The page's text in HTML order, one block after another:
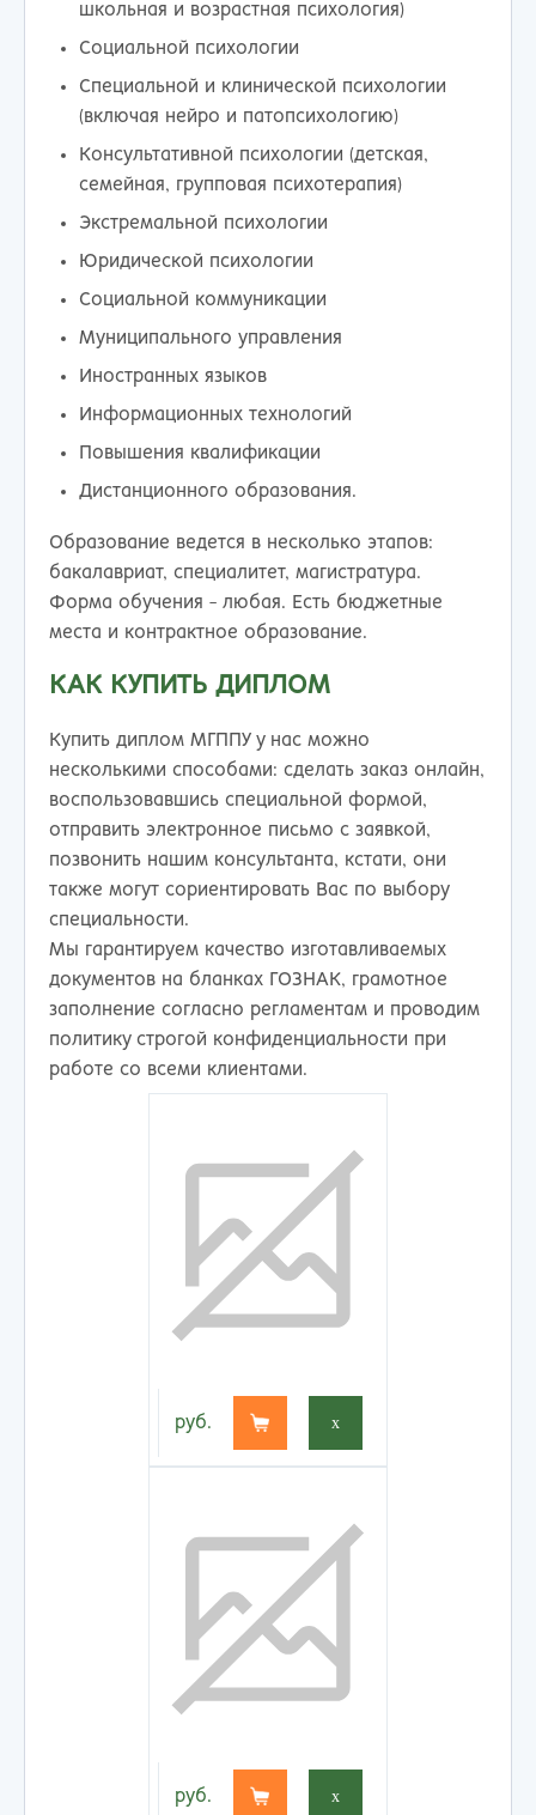
школьная и возрастная психология)
Социальной психологии
Специальной и клинической психологии
(включая нейро и патопсихологию)
Консультативной психологии (детская,
семейная, групповая психотерапия)
Экстремальной психологии
Юридической психологии
Социальной коммуникации
Муниципального управления
Иностранных языков
Информационных технологий
Повышения квалификации
Дистанционного образования.
Образование ведется в несколько этапов:
бакалавриат, специалитет, магистратура.
Форма обучения - любая. Есть бюджетные
места и контрактное образование.
КАК КУПИТЬ ДИПЛОМ
Купить диплом МГППУ у нас можно
несколькими способами: сделать заказ онлайн,
воспользовавшись специальной формой,
отправить электронное письмо с заявкой,
позвонить нашим консультанта, кстати, они
также могут сориентировать Вас по выбору
специальности.
Мы гарантируем качество изготавливаемых
документов на бланках ГОЗНАК, грамотное
заполнение согласно регламентам и проводим
политику строгой конфиденциальности при
работе со всеми клиентами.
руб. x
руб. x